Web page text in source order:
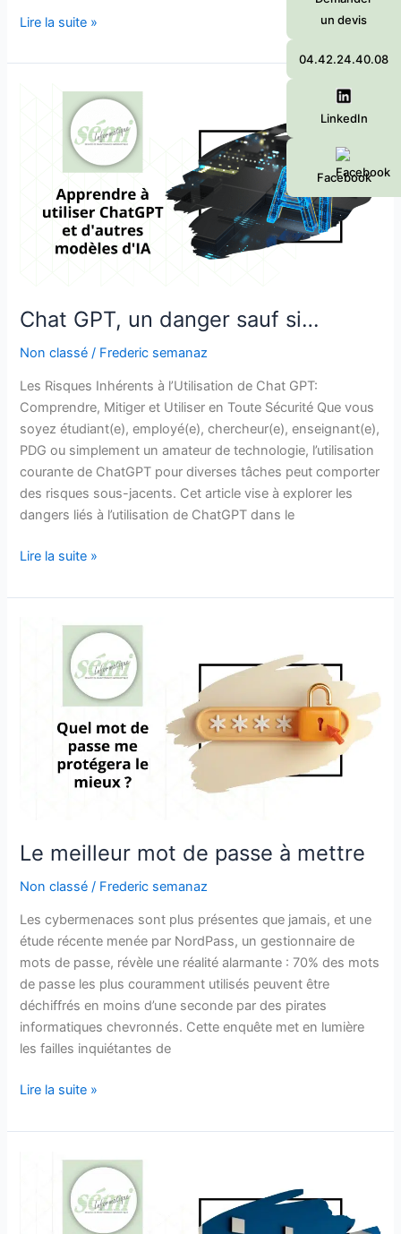
un devis
04.42.24.40.08
LinkedIn
Facebook
Lire la suite »
Chat GPT, un danger sauf si…
Non classé / Frederic semanaz
Les Risques Inhérents à l’Utilisation de Chat GPT:
Comprendre, Mitiger et Utiliser en Toute Sécurité Que vous
soyez étudiant(e), employé(e), chercheur(e), enseignant(e),
PDG ou simplement un amateur de technologie, l’utilisation
courante de ChatGPT pour diverses tâches peut comporter
des risques sous-jacents. Cet article vise à explorer les
dangers liés à l’utilisation de ChatGPT dans le
Lire la suite »
Le meilleur mot de passe à mettre
Non classé / Frederic semanaz
Les cybermenaces sont plus présentes que jamais, et une
étude récente menée par NordPass, un gestionnaire de
mots de passe, révèle une réalité alarmante : 70% des mots
de passe les plus couramment utilisés peuvent être
déchiffrés en moins d’une seconde par des pirates
informatiques chevronnés. Cette enquête met en lumière
les failles inquiétantes de
Lire la suite »
LinkedIn